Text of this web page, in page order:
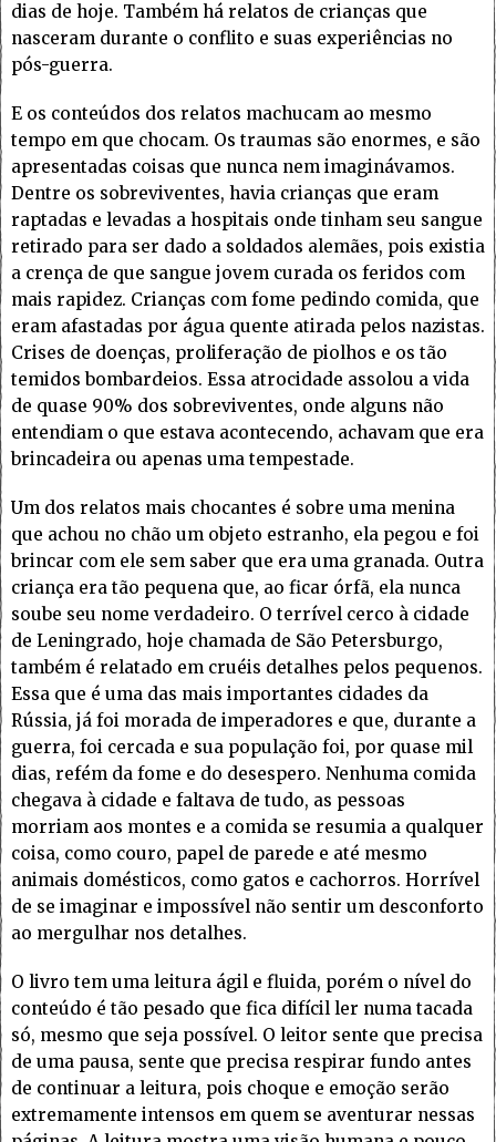
dias de hoje. Também há relatos de crianças que
nasceram durante o conflito e suas experiências no
pós-guerra.
E os conteúdos dos relatos machucam ao mesmo
tempo em que chocam. Os traumas são enormes, e são
apresentadas coisas que nunca nem imaginávamos.
Dentre os sobreviventes, havia crianças que eram
raptadas e levadas a hospitais onde tinham seu sangue
retirado para ser dado a soldados alemães, pois existia
a crença de que sangue jovem curada os feridos com
mais rapidez. Crianças com fome pedindo comida, que
eram afastadas por água quente atirada pelos nazistas.
Crises de doenças, proliferação de piolhos e os tão
temidos bombardeios. Essa atrocidade assolou a vida
de quase 90% dos sobreviventes, onde alguns não
entendiam o que estava acontecendo, achavam que era
brincadeira ou apenas uma tempestade.
Um dos relatos mais chocantes é sobre uma menina
que achou no chão um objeto estranho, ela pegou e foi
brincar com ele sem saber que era uma granada. Outra
criança era tão pequena que, ao ficar órfã, ela nunca
soube seu nome verdadeiro. O terrível cerco à cidade
de Leningrado, hoje chamada de São Petersburgo,
também é relatado em cruéis detalhes pelos pequenos.
Essa que é uma das mais importantes cidades da
Rússia, já foi morada de imperadores e que, durante a
guerra, foi cercada e sua população foi, por quase mil
dias, refém da fome e do desespero. Nenhuma comida
chegava à cidade e faltava de tudo, as pessoas
morriam aos montes e a comida se resumia a qualquer
coisa, como couro, papel de parede e até mesmo
animais domésticos, como gatos e cachorros. Horrível
de se imaginar e impossível não sentir um desconforto
ao mergulhar nos detalhes.
O livro tem uma leitura ágil e fluida, porém o nível do
conteúdo é tão pesado que fica difícil ler numa tacada
só, mesmo que seja possível. O leitor sente que precisa
de uma pausa, sente que precisa respirar fundo antes
de continuar a leitura, pois choque e emoção serão
extremamente intensos em quem se aventurar nessas